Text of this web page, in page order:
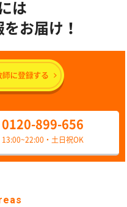
は
お届け！
0120-899-656
13:00~22:00・土日祝OK